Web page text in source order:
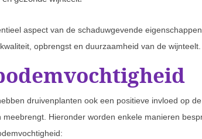
aspect van de schaduwgevende
opbrengst en duurzaamheid van de wijnteelt.
druivenplanten ook een positieve invloed op de
Hieronder worden enkele manieren